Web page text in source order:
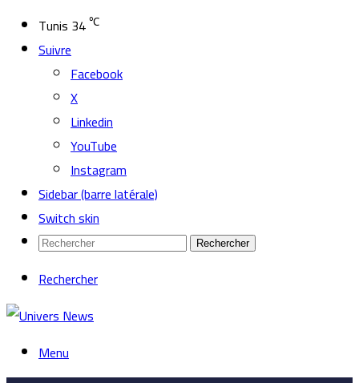
Tunis 34℃
Suivre
Facebook
X
Linkedin
YouTube
Instagram
Sidebar (barre latérale)
Switch skin
Rechercher
Rechercher
Menu